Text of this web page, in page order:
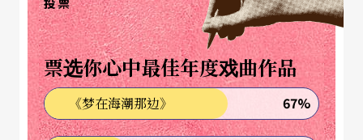
票选你心中最佳年度戏曲作品
《梦在海潮那边》 67%